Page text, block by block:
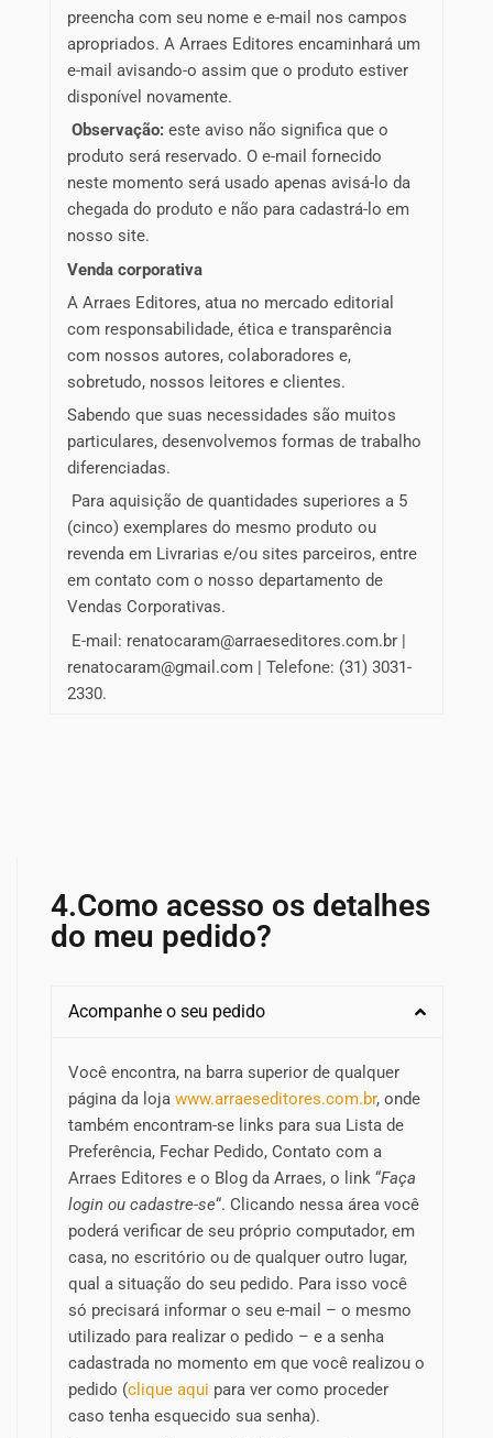
preencha com seu nome e e-mail nos campos
apropriados. A Arraes Editores encaminhará um
e-mail avisando-o assim que o produto estiver
disponível novamente.
Observação: este aviso não significa que o
produto será reservado. O e-mail fornecido
neste momento será usado apenas avisá-lo da
chegada do produto e não para cadastrá-lo em
nosso site.
Venda corporativa
A Arraes Editores, atua no mercado editorial
com responsabilidade, ética e transparência
com nossos autores, colaboradores e,
sobretudo, nossos leitores e clientes.
Sabendo que suas necessidades são muitos
particulares, desenvolvemos formas de trabalho
diferenciadas.
Para aquisição de quantidades superiores a 5
(cinco) exemplares do mesmo produto ou
revenda em Livrarias e/ou sites parceiros, entre
em contato com o nosso departamento de
Vendas Corporativas.
E-mail: renatocaram@arraeseditores.com.br |
renatocaram@gmail.com | Telefone: (31) 3031-
2330.
4.Como acesso os detalhes
do meu pedido?
Acompanhe o seu pedido
Você encontra, na barra superior de qualquer
página da loja www.arraeseditores.com.br, onde
também encontram-se links para sua Lista de
Preferência, Fechar Pedido, Contato com a
Arraes Editores e o Blog da Arraes, o link “Faça
login ou cadastre-se“. Clicando nessa área você
poderá verificar de seu próprio computador, em
casa, no escritório ou de qualquer outro lugar,
qual a situação do seu pedido. Para isso você
só precisará informar o seu e-mail – o mesmo
utilizado para realizar o pedido – e a senha
cadastrada no momento em que você realizou o
pedido (clique aqui para ver como proceder
caso tenha esquecido sua senha).